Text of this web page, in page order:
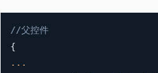
//父控件
{
...